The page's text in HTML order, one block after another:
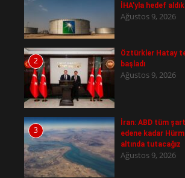
İHA'yla hedef aldık
Ağustos 9, 2026
2
Öztürkler Hatay
başladı
Ağustos 9, 2026
3
İran: ABD tüm
edene kadar
altında tutacağız
Ağustos 9, 2026